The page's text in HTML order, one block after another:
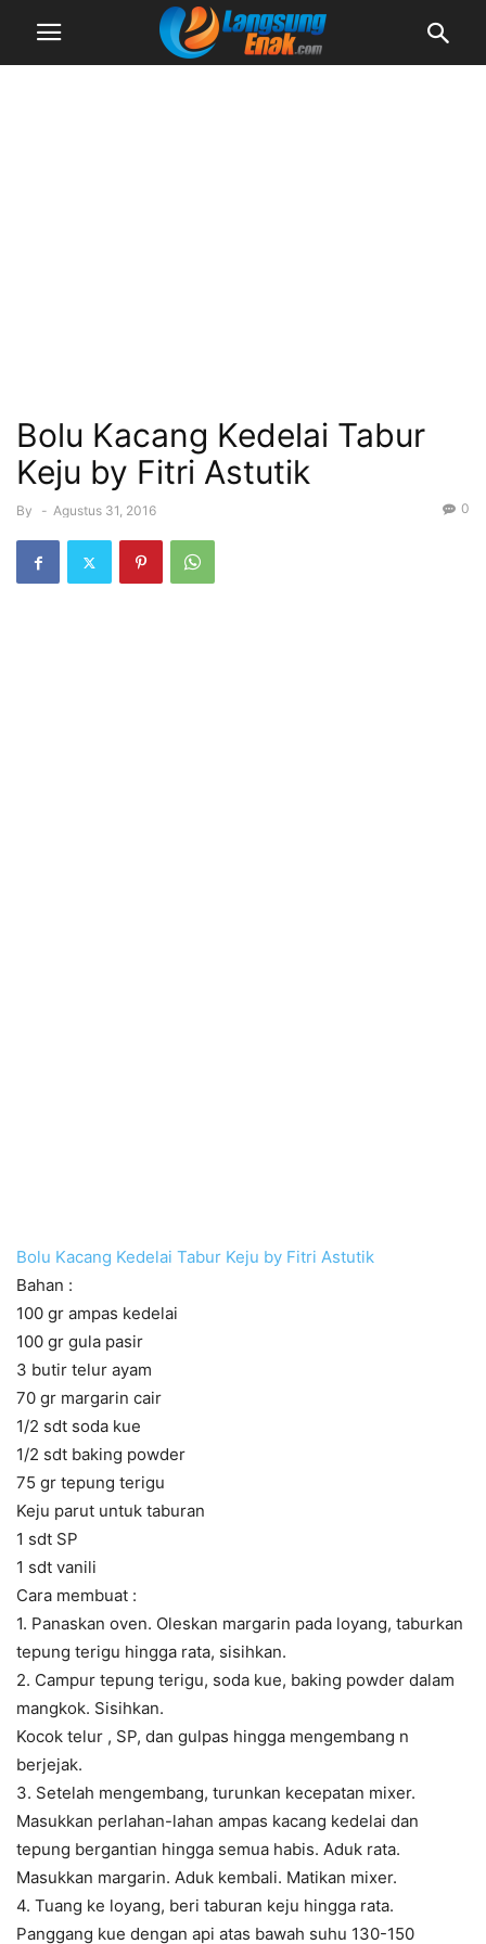
Bolu Kacang Kedelai Tabur
Keju by Fitri Astutik
By - Agustus 31, 2016 0
Bolu Kacang Kedelai Tabur Keju by Fitri Astutik
Bahan :
100 gr ampas kedelai
100 gr gula pasir
3 butir telur ayam
70 gr margarin cair
1/2 sdt soda kue
1/2 sdt baking powder
75 gr tepung terigu
Keju parut untuk taburan
1 sdt SP
1 sdt vanili
Cara membuat :
1. Panaskan oven. Oleskan margarin pada loyang, taburkan
tepung terigu hingga rata, sisihkan.
2. Campur tepung terigu, soda kue, baking powder dalam
mangkok. Sisihkan.
Kocok telur , SP, dan gulpas hingga mengembang n
berjejak.
3. Setelah mengembang, turunkan kecepatan mixer.
Masukkan perlahan-lahan ampas kacang kedelai dan
tepung bergantian hingga semua habis. Aduk rata.
Masukkan margarin. Aduk kembali. Matikan mixer.
4. Tuang ke loyang, beri taburan keju hingga rata.
Panggang kue dengan api atas bawah suhu 130-150